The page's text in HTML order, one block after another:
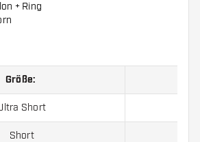
+ Ring
Größe:
Short
Short